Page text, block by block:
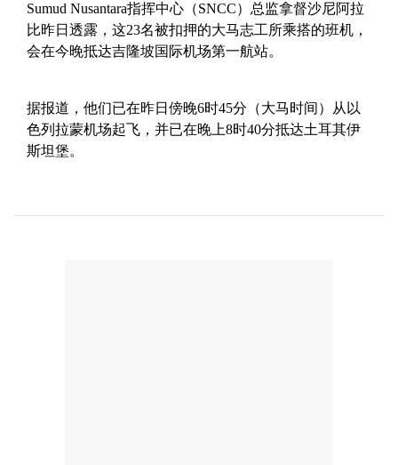
Sumud Nusantara指挥中心（SNCC）总监拿督沙尼阿拉
比昨日透露，这23名被扣押的大马志工所乘搭的班机，
会在今晚抵达吉隆坡国际机场第一航站。
据报道，他们已在昨日傍晚6时45分（大马时间）从以
色列拉蒙机场起飞，并已在晚上8时40分抵达土耳其伊
斯坦堡。